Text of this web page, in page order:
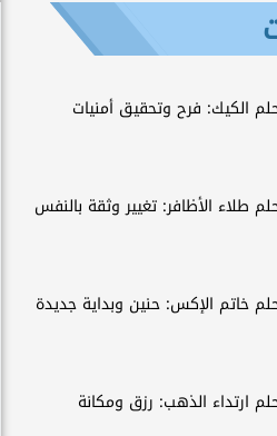
الكيك: فرح وتحقيق أمنيات
طلاء الأظافر: تغيير وثقة بالنفس
خاتم الإكس: حنين وبداية جديدة
ارتداء الذهب: رزق ومكانة